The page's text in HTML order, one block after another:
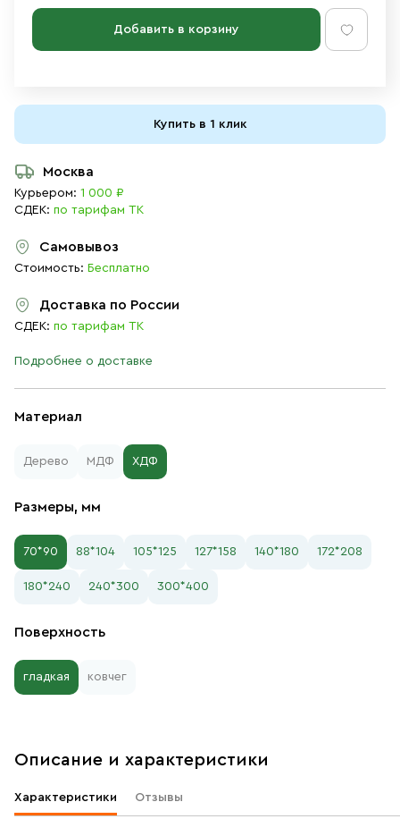
Материал
Дерево МДФ ХДФ
Размеры, мм
70*90 88*104 105*125 127*158 140*180 172*208
180*240 240*300 300*400
Поверхность
гладкая ковчег
Добавить в корзину
Купить в 1 клик
Москва
Курьером: 1 000 ₽
СДЕК: по тарифам ТК
Самовывоз
Стоимость: Бесплатно
Доставка по России
СДЕК: по тарифам ТК
Подробнее о доставке
Описание и характеристики
Характеристики Отзывы